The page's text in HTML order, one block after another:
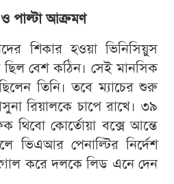
পাল্টা আক্রমণ
শিকার হওয়া ভিনিসিয়ুস
ছিল বেশ কঠিন। সেই মানসিক
তিনি। তবে ম্যাচের শুরু
রিয়ালকে চাপে রাখে। ৩৯
থিবো কোর্তোয়া বক্সে আন্তে
ভিএআর পেনাল্টির নির্দেশ
করে দলকে লিড এনে দেন